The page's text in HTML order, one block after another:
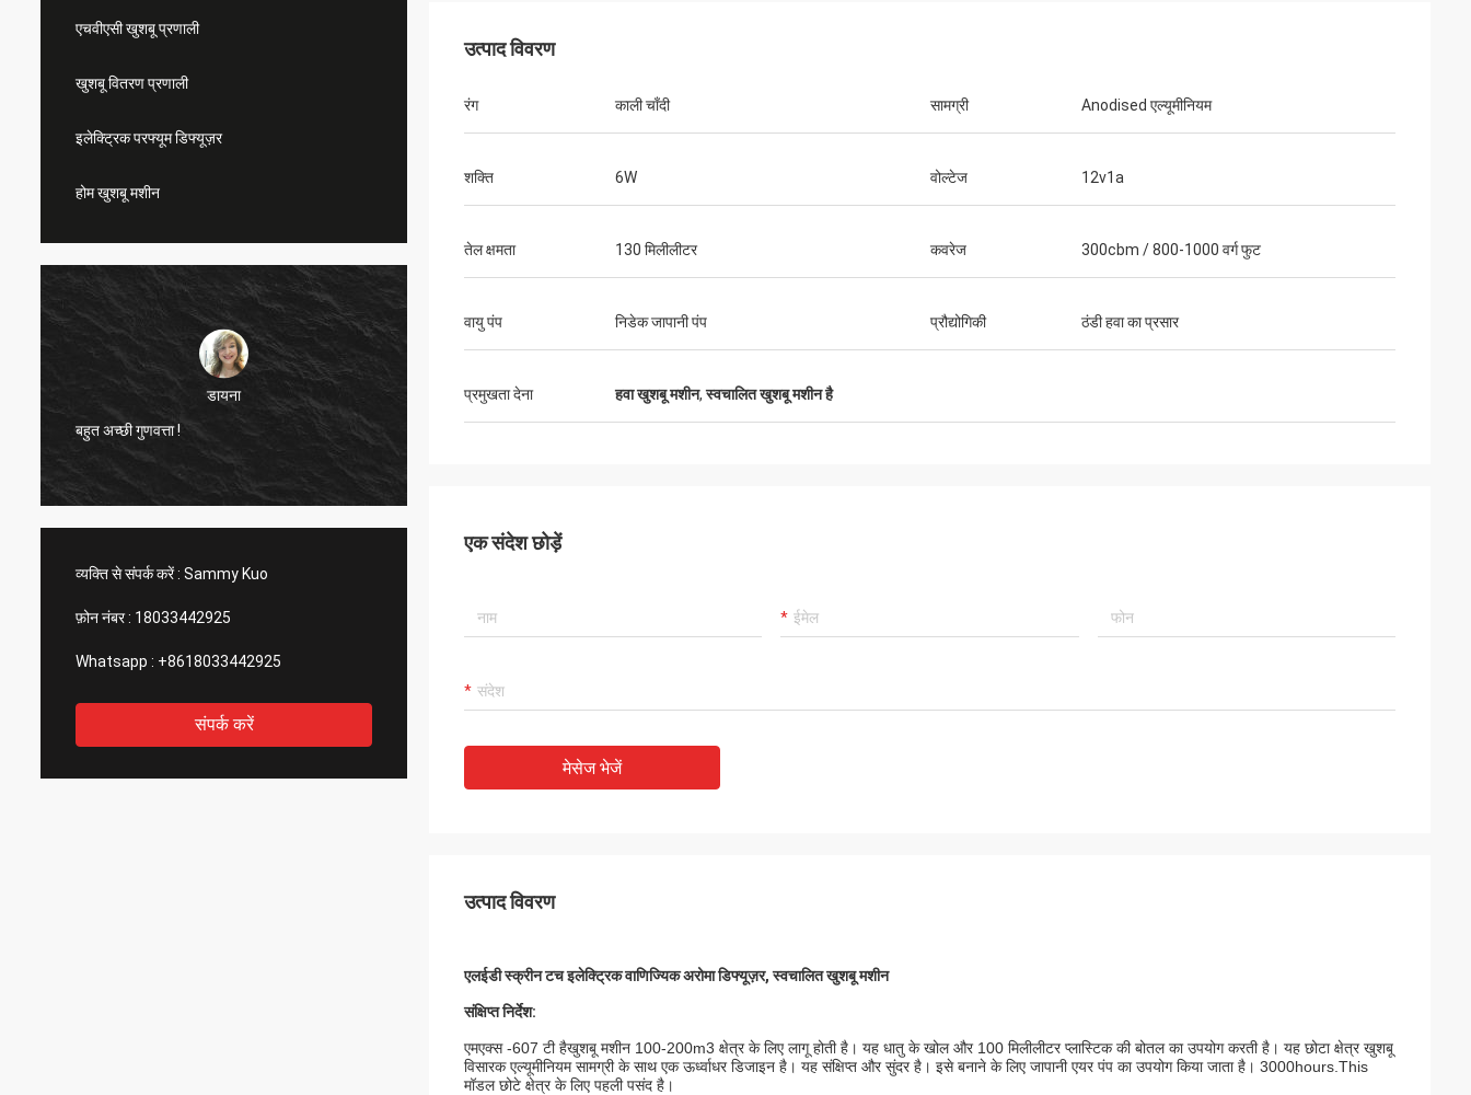
एचवीएसी खुशबू प्रणाली
खुशबू वितरण प्रणाली
इलेक्ट्रिक परफ्यूम डिफ्यूज़र
होम खुशबू मशीन
डायना
बहुत अच्छी गुणवत्ता !
व्यक्ति से संपर्क करें : Sammy Kuo
फ़ोन नंबर : 18033442925
Whatsapp : +8618033442925
संपर्क करें
उत्पाद विवरण
रंग काली चाँदी सामग्री Anodised एल्यूमीनियम
शक्ति 6W वोल्टेज 12v1a
तेल क्षमता 130 मिलीलीटर कवरेज 300cbm / 800-1000 वर्ग फुट
वायु पंप निडेक जापानी पंप प्रौद्योगिकी ठंडी हवा का प्रसार
प्रमुखता देना हवा खुशबू मशीन,स्वचालित खुशबू मशीन है
एक संदेश छोड़ें
मेसेज भेजें
उत्पाद विवरण
एलईडी स्क्रीन टच इलेक्ट्रिक वाणिज्यिक अरोमा डिफ्यूज़र, स्वचालित खुशबू मशीन
संक्षिप्त निर्देश:
एमएक्स -607 टी हैखुशबू मशीन 100-200m3 क्षेत्र के लिए लागू होती है। यह धातु के खोल और 100 मिलीलीटर प्लास्टिक की बोतल का उपयोग करती है। यह छोटा क्षेत्र खुशबू
विसारक एल्यूमीनियम सामग्री के साथ एक ऊर्ध्वाधर डिजाइन है। यह संक्षिप्त और सुंदर है। इसे बनाने के लिए जापानी एयर पंप का उपयोग किया जाता है। 3000hours.This
मॉडल छोटे क्षेत्र के लिए पहली पसंद है।